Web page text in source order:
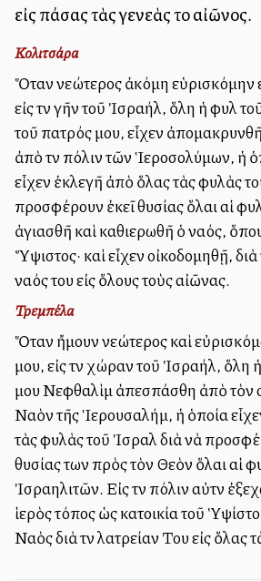
εἰς πάσας τὰς γενεὰς τοῦ αἰῶνος.
Κολιτσάρα
Ὅταν νεώτερος ἀκόμη εὑρισκόμην
εἰς τὴν γῆν τοῦ Ἰσραήλ, ὅλη ἡ φυλὴ
τοῦ πατρός μου, εἶχεν
ἀπὸ τὴν πόλιν τῶν Ἱεροσολύμων, ἡ
εἶχεν ἐκλεγῆ ἀπὸ ὅλας τὰς φυλὰς
προσφέρουν ἐκεῖ θυσίας ὅλαι αἱ
ἁγιασθῆ καὶ καθιερωθῆ ὁ ναός,
Ὕψιστος· καὶ εἶχεν οἰκοδομηθῇ,
ναός του εἰς ὅλους τοὺς αἰῶνας.
Τρεμπέλα
Ὅταν ἤμουν νεώτερος καὶ
μου, εἰς τὴν χώραν τοῦ Ἰσραήλ, ὅλη
μου Νεφθαλὶμ ἀπεσπάσθη ἀπὸ τὸν
Ναὸν τῆς Ἱερουσαλήμ, ἡ ὁποία
τὰς φυλὰς τοῦ Ἰσραὴλ διὰ νὰ
θυσίας των πρὸς τὸν Θεὸν ὅλαι αἱ
Ἰσραηλιτῶν. Εἰς τὴν πόλιν αὐτὴν
ἱερὸς τόπος ὡς κατοικία τοῦ
Ναὸς διὰ τὴν λατρείαν Του εἰς ὅλας